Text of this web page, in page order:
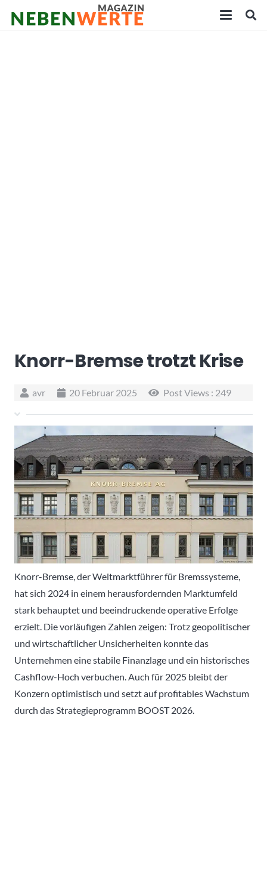
Knorr-Bremse trotzt Krise
avr 20 Februar 2025 Post Views : 249
Knorr-Bremse, der Weltmarktführer für Bremssysteme,
hat sich 2024 in einem herausfordernden Marktumfeld
stark behauptet und beeindruckende operative Erfolge
erzielt. Die vorläufigen Zahlen zeigen: Trotz geopolitischer
und wirtschaftlicher Unsicherheiten konnte das
Unternehmen eine stabile Finanzlage und ein historisches
Cashflow-Hoch verbuchen. Auch für 2025 bleibt der
Konzern optimistisch und setzt auf profitables Wachstum
durch das Strategieprogramm BOOST 2026.